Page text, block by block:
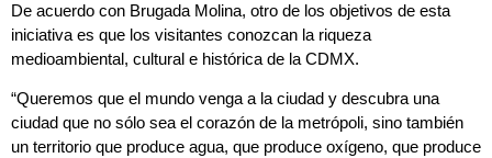
De acuerdo con Brugada Molina, otro de los objetivos de esta
iniciativa es que los visitantes conozcan la riqueza
medioambiental, cultural e histórica de la CDMX.
“Queremos que el mundo venga a la ciudad y descubra una
ciudad que no sólo sea el corazón de la metrópoli, sino también